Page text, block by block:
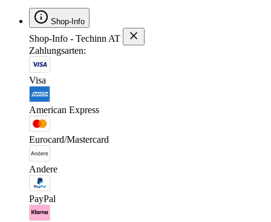
Shop-Info
Shop-Info - Techinn AT
Zahlungsarten:
Visa
American Express
Eurocard/Mastercard
Andere
PayPal